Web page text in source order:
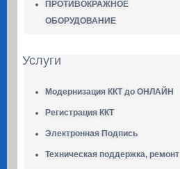
ПРОТИВОКРАЖНОЕ
ОБОРУДОВАНИЕ
Услуги
Модернизация ККТ до ОНЛАЙН
Регистрация ККТ
Электронная Подпись
Техническая поддержка, ремонт